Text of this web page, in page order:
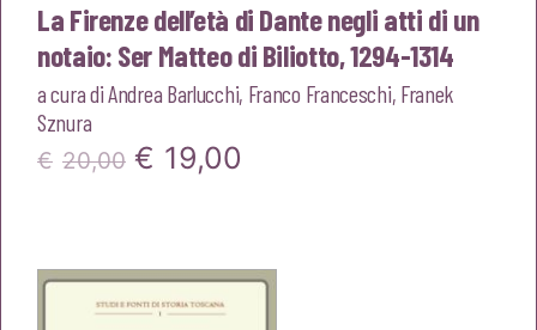
La Firenze dell’età di Dante negli atti di un
notaio: Ser Matteo di Biliotto, 1294-1314
a cura diAndrea Barlucchi, Franco Franceschi, Franek
Sznura
€ 20,00 Il
era:
€ 19,00
è: